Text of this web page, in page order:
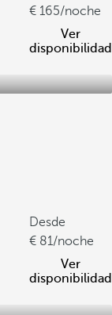
165/noche
Ver
disponibilidad
Desde
81/noche
Ver
disponibilidad